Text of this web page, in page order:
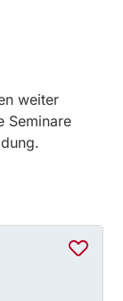
weiter
Seminare